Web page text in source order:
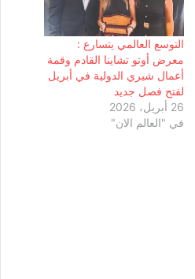
التوسع العالمي يتسارع :
معرض أوتو تشاينا القادم وقمة
أعمال شيري الدولية في أبريل
لفتح فصل جديد
26 أبريل، 2026
في "العالم الان"